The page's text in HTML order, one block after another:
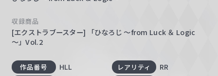
収録商品
[エクストラブースター] 「ひなろじ ～from Luck ＆ Logic
～」Vol.2
作品番号 HLL レアリティ RR